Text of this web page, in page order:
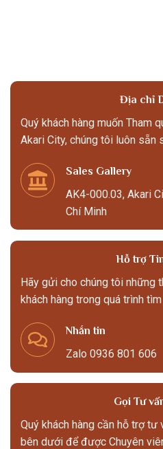
Địa chỉ
Quý khách hàng muốn Tham
Akari City, chúng tôi luôn sẵn
Sales Gallery
AK4-000.03, Akari
Chí Minh
Hỗ trợ
Hãy gửi cho chúng tôi những
khách hàng trong quá trình
Nhắn tin
Zalo 0936 801 606
Gọi Tư
Quý khách hàng cần hỗ trợ tư
bên dưới để được Chuyên